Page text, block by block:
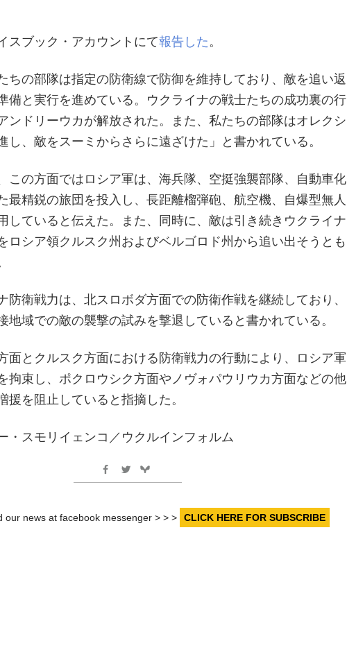
スブック・アカウントにて報告した 。
ちの部隊は指定の防衛線で防御を維持しており、敵を追い返
備と実行を進めている。ウクライナの戦士たちの成功裏の行
ンドリーウカが解放された。また、私たちの部隊はオレクシ
し、敵をスーミからさらに遠ざけた」と書かれている。
この方面ではロシア軍は、海兵隊、空挺強襲部隊、自動車化
最精鋭の旅団を投入し、長距離榴弾砲、航空機、自爆型無人
していると伝えた。また、同時に、敵は引き続きウクライナ
ロシア領クルスク州およびベルゴロド州から追い出そうとも
防衛戦力は、北スロボダ方面での防衛作戦を継続しており、
地域での敵の襲撃の試みを撃退していると書かれている。
面とクルスク方面における防衛戦力の行動により、ロシア軍
拘束し、ポクロウシク方面やノヴォパウリウカ方面などの他
援を阻止していると指摘した。
・スモリイェンコ／ウクルインフォルム
our news at facebook messenger > > > CLICK HERE FOR SUBSCRIBE